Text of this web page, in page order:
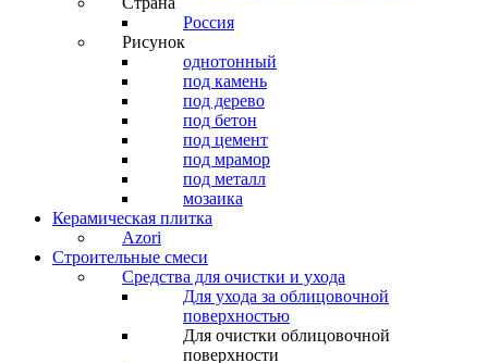
Россия
Рисунок
однотонный
под камень
под дерево
под бетон
под цемент
под мрамор
под металл
мозаика
Керамическая плитка
Azori
Строительные смеси
Средства для очистки и ухода
Для ухода за облицовочной
поверхностью
Для очистки облицовочной
поверхности